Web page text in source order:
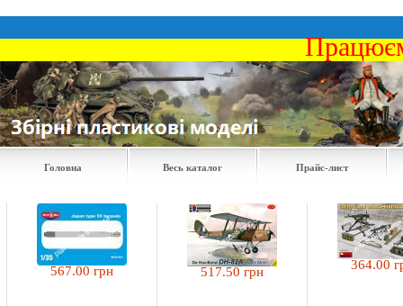
Головна Весь каталог Прайс-лист
567.00 грн 517.50 грн 364.00 грн